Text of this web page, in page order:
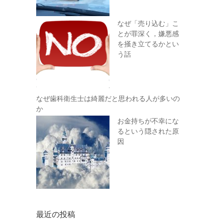
なぜ「売り込む」こ
とが罪深く，嫌悪感
を掻き立てるかとい
う話
なぜ歯科衛生士は綺麗だと思われる人が多いの
か
お金持ちが不幸にな
るという隠された原
因
最近の投稿